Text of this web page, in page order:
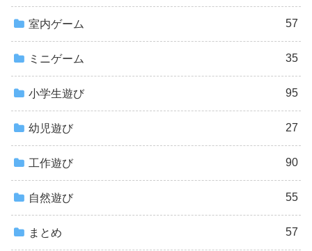
室内ゲーム 57
ミニゲーム 35
小学生遊び 95
幼児遊び 27
工作遊び 90
自然遊び 55
まとめ 57